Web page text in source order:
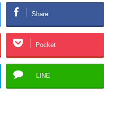
Share
Pocket
LINE